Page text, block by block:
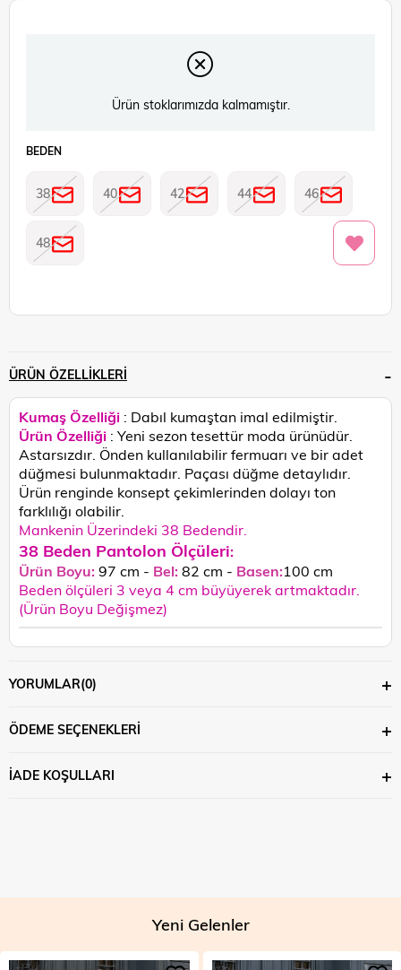
Ürün stoklarımızda kalmamıştır.
BEDEN
38 40 42 44 46
48
ÜRÜN ÖZELLIKLERI
Kumaş Özelliği : Dabıl kumaştan imal edilmiştir.
Ürün Özelliği : Yeni sezon tesettür moda ürünüdür.
Astarsızdır. Önden kullanılabilir fermuarı ve bir adet
düğmesi bulunmaktadır. Paçası düğme detaylıdır.
Ürün renginde konsept çekimlerinden dolayı ton
farklılığı olabilir.
Mankenin Üzerindeki 38 Bedendir.
38 Beden Pantolon Ölçüleri:
Ürün Boyu:97 cm - Bel:82 cm - Basen:100 cm
Beden ölçüleri 3 veya 4 cm büyüyerek artmaktadır.
(Ürün Boyu Değişmez)
YORUMLAR(0)
ÖDEME SEÇENEKLERI
İADE KOŞULLARI
Yeni Gelenler